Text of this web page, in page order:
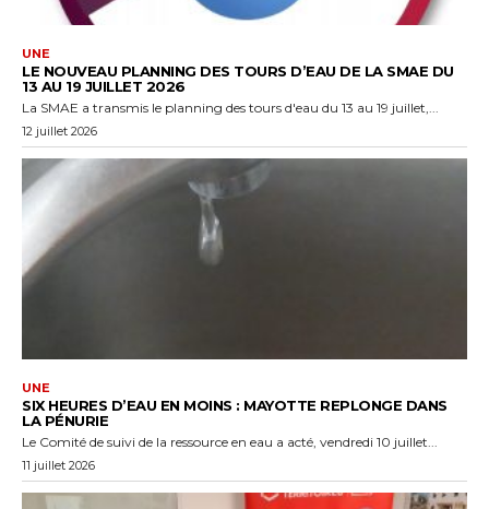
UNE
LE NOUVEAU PLANNING DES TOURS D’EAU DE LA SMAE DU
13 AU 19 JUILLET 2026
La SMAE a transmis le planning des tours d'eau du 13 au 19 juillet,...
12 juillet 2026
UNE
SIX HEURES D’EAU EN MOINS : MAYOTTE REPLONGE DANS
LA PÉNURIE
Le Comité de suivi de la ressource en eau a acté, vendredi 10 juillet...
11 juillet 2026